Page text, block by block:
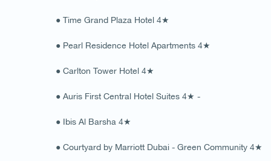
● Time Grand Plaza Hotel 4★
● Pearl Residence Hotel Apartments 4★
● Carlton Tower Hotel 4★
● Auris First Central Hotel Suites 4★ -
● Ibis Al Barsha 4★
● Courtyard by Marriott Dubai - Green Community 4★